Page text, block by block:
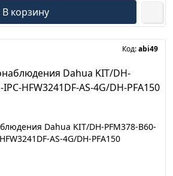
В корзину
Код:abi49
Dahua KIT/DH-PFM378-B60-
AS-4G/DH-PFA150